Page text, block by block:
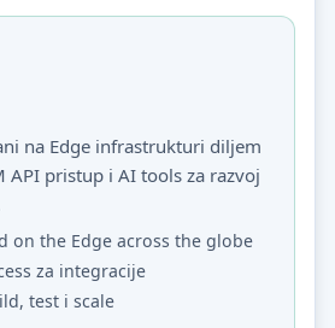
na Edge infrastrukturi diljem
API pristup i AI tools za razvoj
on the Edge across the globe
za integracije
test i scale